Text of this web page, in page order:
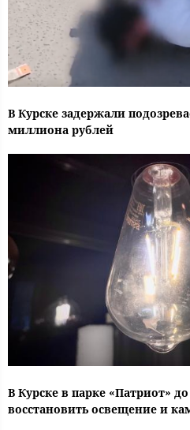
В Курске задержали
миллиона рублей
В Курске в парке «Патриот»
восстановить освещение и